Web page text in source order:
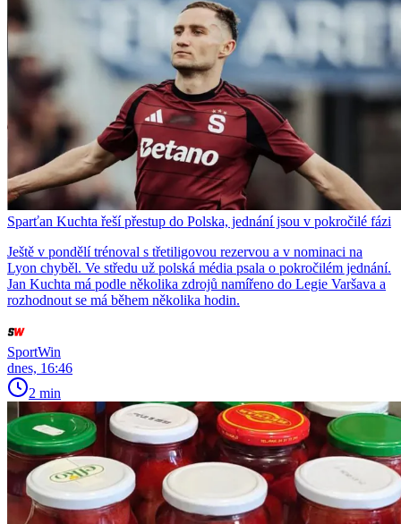
Sparťan Kuchta řeší přestup do Polska, jednání jsou v pokročilé fázi
Ještě v pondělí trénoval s třetiligovou rezervou a v nominaci na
Lyon chyběl. Ve středu už polská média psala o pokročilém jednání.
Jan Kuchta má podle několika zdrojů namířeno do Legie Varšava a
rozhodnout se má během několika hodin.
SportWin
dnes, 16:46
2 min